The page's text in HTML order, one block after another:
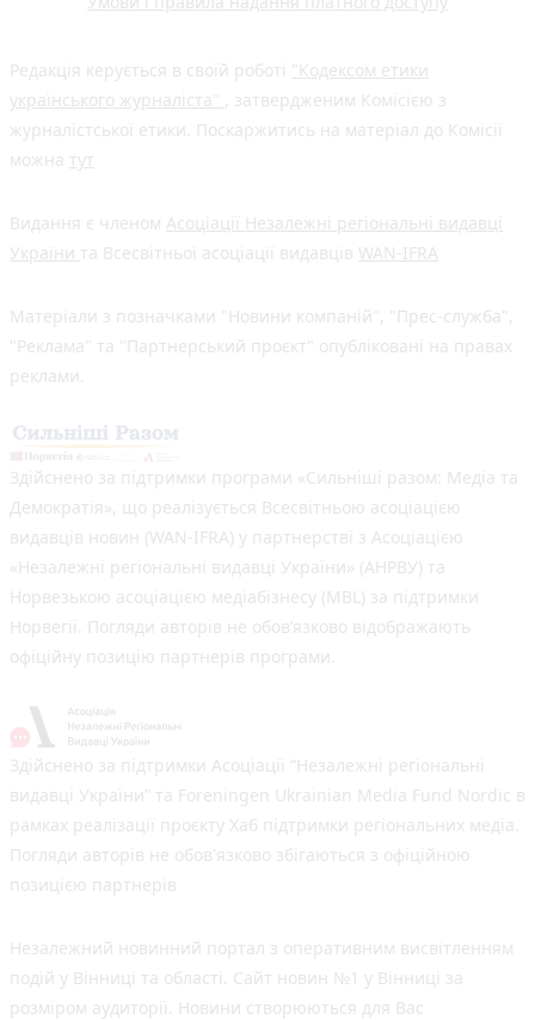
Редакція керується в своїй роботі "Кодексом етики
українського журналіста" , затвердженим Комісією з
журналістської етики. Поскаржитись на матеріал до Комісії
можна тут
Видання є членом Асоціації Незалежні регіональні видавці
України та Всесвітньої асоціації видавців WAN-IFRA
Матеріали з позначками "Новини компаній", "Прес-служба",
"Реклама" та "Партнерський проєкт" опубліковані на правах
реклами.
Здійснено за підтримки програми «Сильніші разом: Медіа та
Демократія», що реалізується Всесвітньою асоціацією
видавців новин (WAN-IFRA) у партнерстві з Асоціацією
«Незалежні регіональні видавці України» (АНРВУ) та
Норвезькою асоціацією медіабізнесу (MBL) за підтримки
Норвегії. Погляди авторів не обов’язково відображають
офіційну позицію партнерів програми.
Здійснено за підтримки Асоціації “Незалежні регіональні
видавці України” та Foreningen Ukrainian Media Fund Nordic в
рамках реалізації проєкту Хаб підтримки регіональних медіа.
Погляди авторів не обов'язково збігаються з офіційною
позицією партнерів
Незалежний новинний портал з оперативним висвітленням
подій у Вінниці та області. Сайт новин №1 у Вінниці за
розміром аудиторії. Новини створюються для Вас